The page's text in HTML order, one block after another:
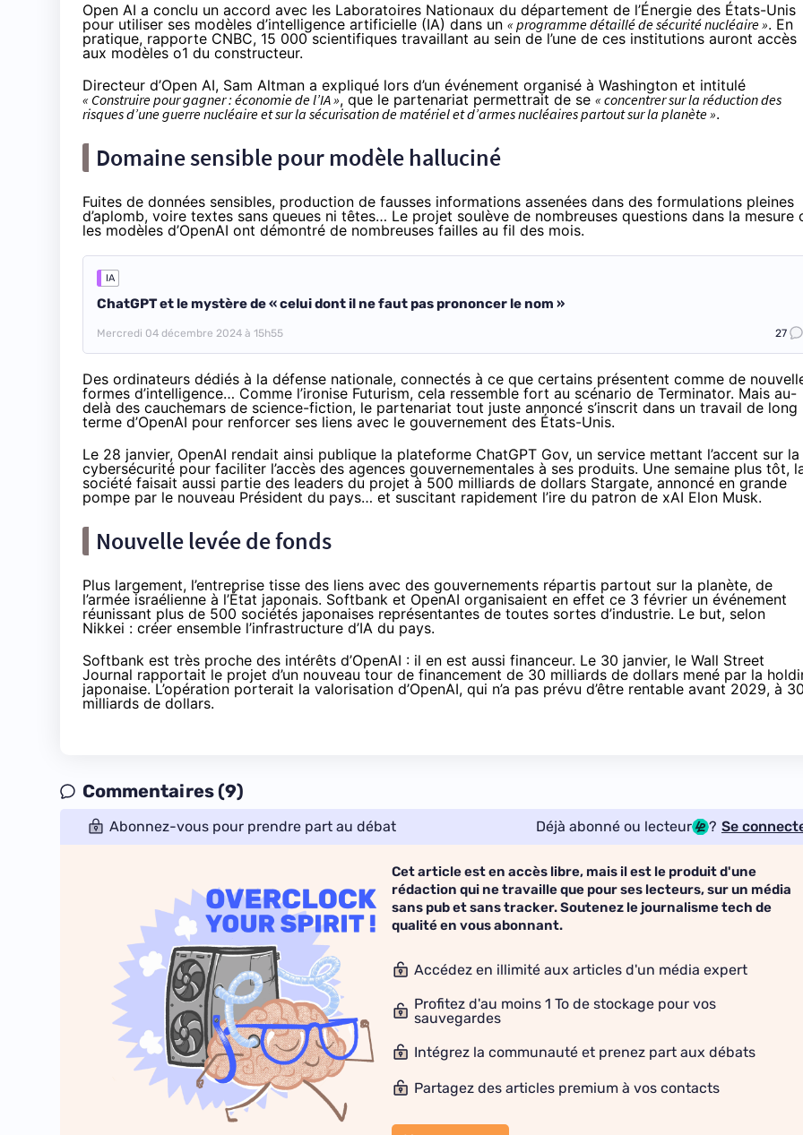
Open AI a conclu un accord avec les Laboratoires Nationaux du département de l’Énergie des États-Unis
pour utiliser ses modèles d’intelligence artificielle (IA) dans un « programme détaillé de sécurité nucléaire ». En
pratique, rapporte CNBC, 15 000 scientifiques travaillant au sein de l’une de ces institutions auront accès
aux modèles o1 du constructeur.
Directeur d’Open AI, Sam Altman a expliqué lors d’un événement organisé à Washington et intitulé
« Construire pour gagner : économie de l’IA », que le partenariat permettrait de se « concentrer sur la réduction des
risques d’une guerre nucléaire et sur la sécurisation de matériel et d’armes nucléaires partout sur la planète ».
Domaine sensible pour modèle halluciné
Fuites de données sensibles, production de fausses informations assenées dans des formulations pleines
d’aplomb, voire textes sans queues ni têtes… Le projet soulève de nombreuses questions dans la mesure
les modèles d’OpenAI ont démontré de nombreuses failles au fil des mois.
IA
ChatGPT et le mystère de « celui dont il ne faut pas prononcer le nom »
Mercredi 04 décembre 2024 à 15h55 27
Des ordinateurs dédiés à la défense nationale, connectés à ce que certains présentent comme de
formes d’intelligence… Comme l’ironise Futurism, cela ressemble fort au scénario de Terminator. Mais au-
delà des cauchemars de science-fiction, le partenariat tout juste annoncé s’inscrit dans un travail de long
terme d’OpenAI pour renforcer ses liens avec le gouvernement des États-Unis.
Le 28 janvier, OpenAI rendait ainsi publique la plateforme ChatGPT Gov, un service mettant l’accent sur la
cybersécurité pour faciliter l’accès des agences gouvernementales à ses produits. Une semaine plus tôt,
société faisait aussi partie des leaders du projet à 500 milliards de dollars Stargate, annoncé en grande
pompe par le nouveau Président du pays… etsuscitant rapidement l’ire du patron de xAI Elon Musk.
Nouvelle levée de fonds
Plus largement, l’entreprise tisse des liens avec des gouvernements répartis partout sur la planète, de
l’armée israélienne à l’État japonais. Softbank et OpenAI organisaient en effet ce 3 février un événement
réunissant plus de 500 sociétés japonaises représentantes de toutes sortes d’industrie. Le but, selon
Nikkei : créer ensemble l’infrastructure d’IA du pays.
Softbank est très proche des intérêts d’OpenAI : il en est aussi financeur. Le 30 janvier, le Wall Street
Journal rapportaitle projet d’un nouveau tour de financement de 30 milliards de dollars mené par la
japonaise. L’opération porterait la valorisation d’OpenAI, qui n’a pas prévu d’être rentable avant 2029, à
milliards de dollars.
Commentaires (9)
Abonnez-vous pour prendre part au débat Déjà abonné ou lecteur ? Se
Cet article est en accès libre, mais il est le produit d'une
rédaction qui ne travaille que pour ses lecteurs, sur un média
sans pub et sans tracker. Soutenez le journalisme tech de
qualité en vous abonnant.
Accédez en illimité aux articles d'un média expert
Profitez d'au moins 1 To de stockage pour vos
sauvegardes
Intégrez la communauté et prenez part aux débats
Partagez des articles premium à vos contacts